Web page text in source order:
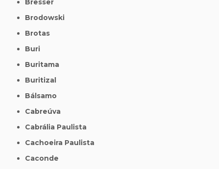
Bresser
Brodowski
Brotas
Buri
Buritama
Buritizal
Bálsamo
Cabreúva
Cabrália Paulista
Cachoeira Paulista
Caconde